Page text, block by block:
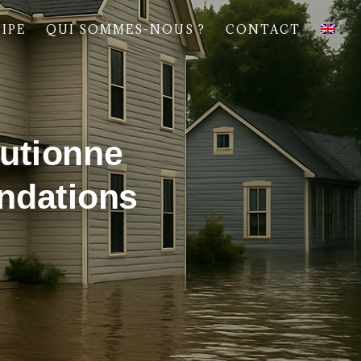
QUI SOMMES-NOUS ? CONTACT